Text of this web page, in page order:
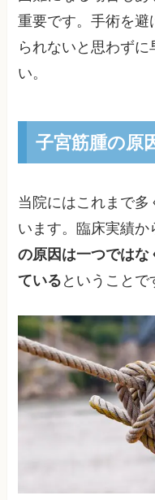
重要です。手術を避
られないと思わず
い。
子宮筋腫の原
当院にはこれまで多
います。臨床実績
の原因は一つではな
ている ということで